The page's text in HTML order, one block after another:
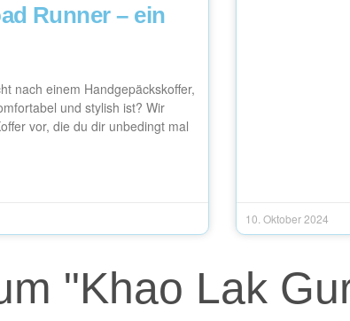
Runner – ein
nach einem Handgepäckskoffer,
und stylish ist? Wir
vor, die du dir unbedingt mal
10. Oktober 2024
"Khao Lak